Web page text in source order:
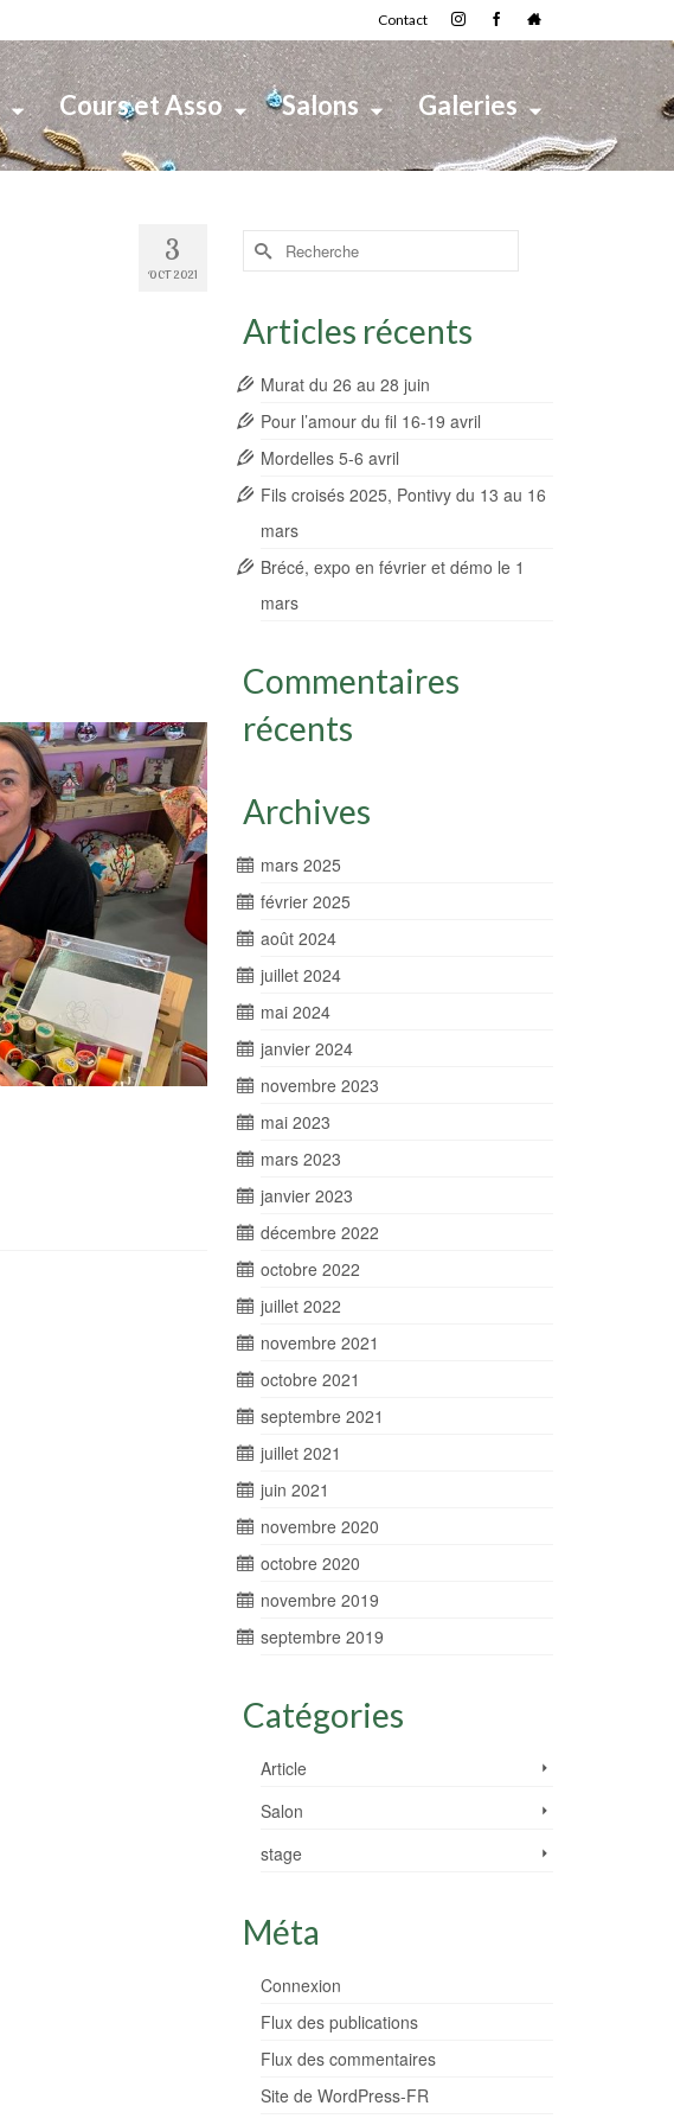
Contact
Cours et Asso Salons Galeries
3
OCT 2021
Rechercher :
Articles récents
Murat du 26 au 28 juin
Pour l’amour du fil 16-19 avril
Mordelles 5-6 avril
Fils croisés 2025, Pontivy du 13 au 16
mars
Brécé, expo en février et démo le 1
mars
Commentaires
récents
Archives
mars 2025
février 2025
août 2024
juillet 2024
mai 2024
janvier 2024
novembre 2023
mai 2023
mars 2023
janvier 2023
décembre 2022
octobre 2022
juillet 2022
novembre 2021
octobre 2021
septembre 2021
juillet 2021
juin 2021
novembre 2020
octobre 2020
novembre 2019
septembre 2019
Catégories
Article
Salon
stage
Méta
Connexion
Flux des publications
Flux des commentaires
Site de WordPress-FR